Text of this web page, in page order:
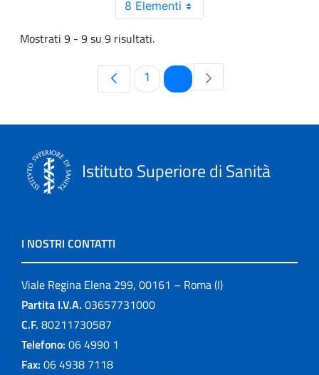
8 Elementi
Mostrati 9 - 9 su 9 risultati.
Pagina
1 Pagina
Istituto Superiore di Sanità
I NOSTRI CONTATTI
Viale Regina Elena 299, 00161 – Roma (I)
Partita I.V.A. 03657731000
C.F. 80211730587
Telefono: 06 4990 1
Fax: 06 4938 7118